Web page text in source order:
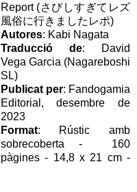
Report (さびしすぎてレズ
風俗に行きましたレポ)
Autores: Kabi Nagata
Traducció de: David
Vega Garcia (Nagareboshi
SL)
Publicat per: Fandogamia
Editorial, desembre de
2023
Format: Rústic amb
sobrecoberta - 160
pàgines - 14,8 x 21 cm -